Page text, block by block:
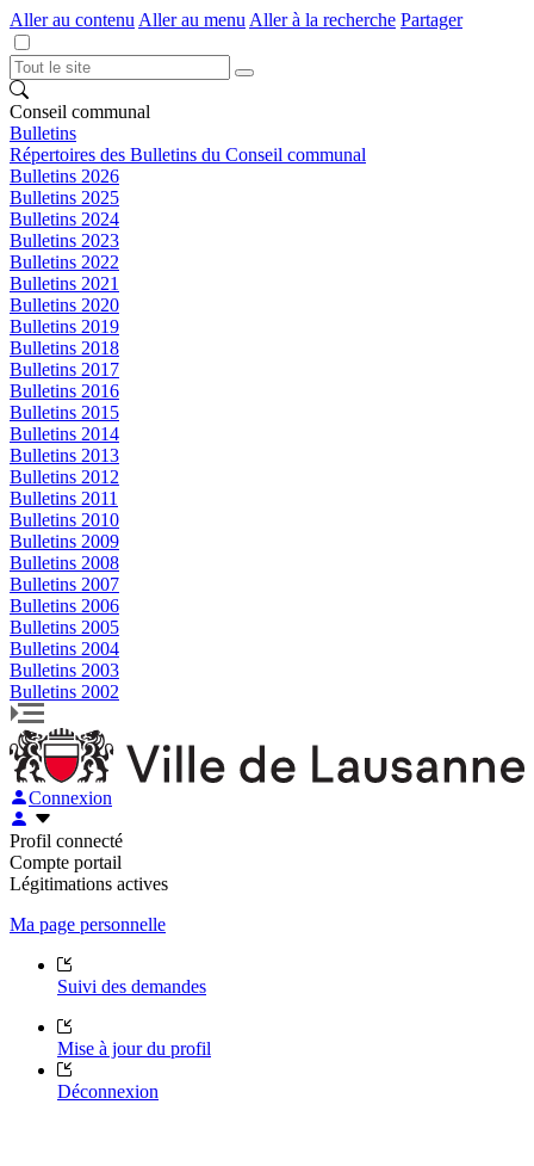
Aller au contenu Aller au menu Aller à la recherche Partager
Conseil communal
Bulletins
Répertoires des Bulletins du Conseil communal
Bulletins 2026
Bulletins 2025
Bulletins 2024
Bulletins 2023
Bulletins 2022
Bulletins 2021
Bulletins 2020
Bulletins 2019
Bulletins 2018
Bulletins 2017
Bulletins 2016
Bulletins 2015
Bulletins 2014
Bulletins 2013
Bulletins 2012
Bulletins 2011
Bulletins 2010
Bulletins 2009
Bulletins 2008
Bulletins 2007
Bulletins 2006
Bulletins 2005
Bulletins 2004
Bulletins 2003
Bulletins 2002
Connexion
Profil connecté
Compte portail
Légitimations actives
Ma page personnelle
Suivi des demandes
Mise à jour du profil
Déconnexion